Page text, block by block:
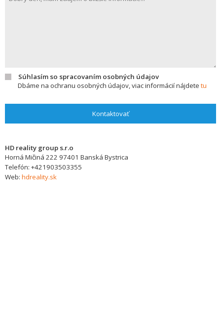
Súhlasím so spracovaním osobných údajov
Dbáme na ochranu osobných údajov, viac informácií nájdete tu
Kontaktovať
HD reality group s.r.o
Horná Mičiná 222 97401 Banská Bystrica
Telefón: +421903503355
Web: hdreality.sk